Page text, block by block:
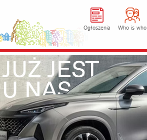
Ogłoszenia Who is who